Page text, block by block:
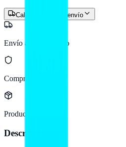
Calcular costo de envío
Envío a todo México
Compra protegida
Producto original
Descripción